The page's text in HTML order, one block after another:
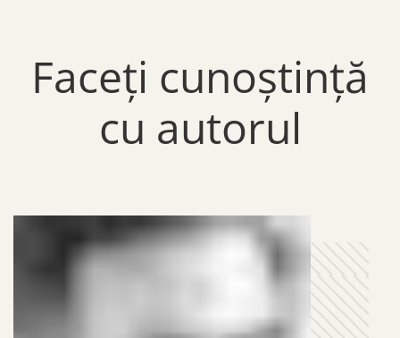
Faceți cunoștință
cu autorul